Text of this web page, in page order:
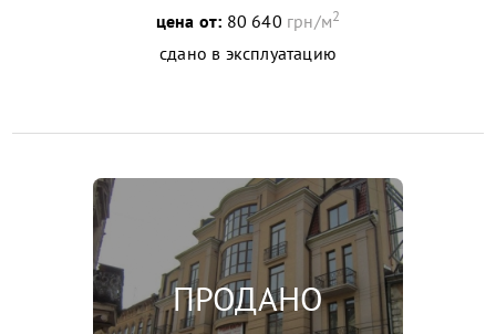
цена от: 80 640 грн/м2
сдано в эксплуатацию